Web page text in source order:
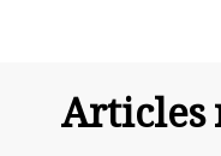
Articles